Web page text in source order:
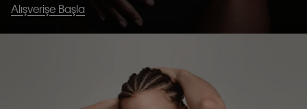
Alışverişe Başla